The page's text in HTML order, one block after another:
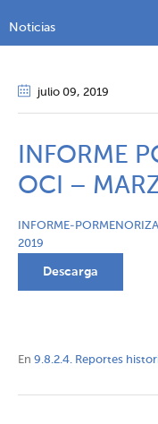
Noticias
julio 09, 2019
INFORME
OCI –
INFORME-
2019
Descarga
En 9.8.2.4. Reportes